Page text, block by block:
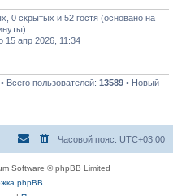
0 скрытых и 52 гостя (основано на
15 апр 2026, 11:34
• Всего пользователей: 13589 • Новый
Часовой пояс: UTC+03:00
Software © phpBB Limited
phpBB